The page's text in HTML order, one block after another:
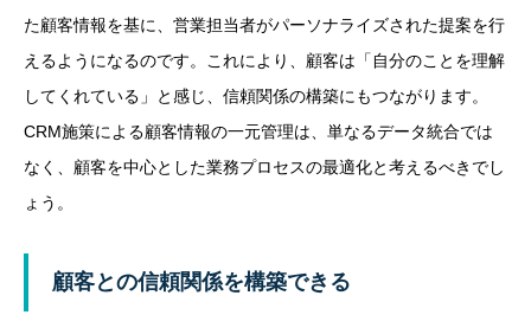
た顧客情報を基に、営業担当者がパーソナライズされた提案を行
えるようになるのです。これにより、顧客は「自分のことを理解
してくれている」と感じ、信頼関係の構築にもつながります。
CRM施策による顧客情報の一元管理は、単なるデータ統合では
なく、顧客を中心とした業務プロセスの最適化と考えるべきでし
ょう。
顧客との信頼関係を構築できる